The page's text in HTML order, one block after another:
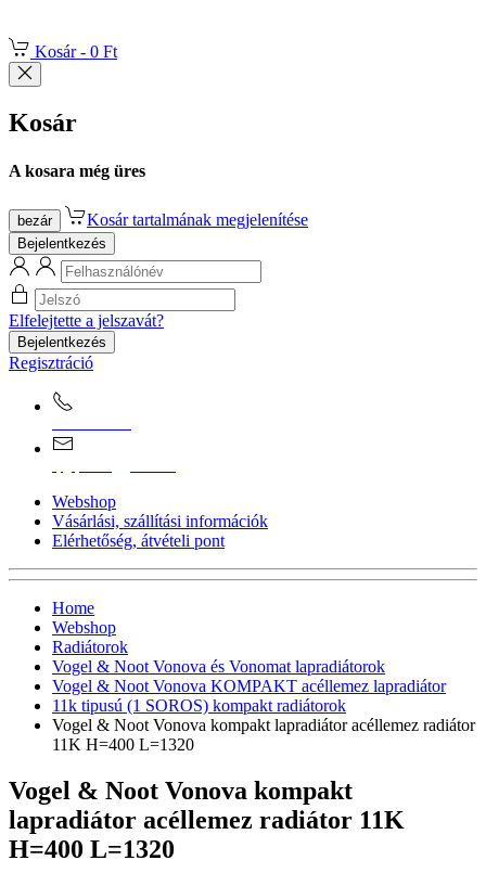
Kosár - 0 Ft
Kosár
A kosara még üres
bezár Kosár tartalmának megjelenítése
Bejelentkezés
Elfelejtette a jelszavát?
Bejelentkezés
Regisztráció
Webshop
Vásárlási, szállítási információk
Elérhetőség, átvételi pont
Home
Webshop
Radiátorok
Vogel & Noot Vonova és Vonomat lapradiátorok
Vogel & Noot Vonova KOMPAKT acéllemez lapradiátor
11k tipusú (1 SOROS) kompakt radiátorok
Vogel & Noot Vonova kompakt lapradiátor acéllemez radiátor
11K H=400 L=1320
Vogel & Noot Vonova kompakt
lapradiátor acéllemez radiátor 11K
H=400 L=1320